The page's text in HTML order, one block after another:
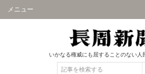
メニュー
いかなる権威にも屈することのない人